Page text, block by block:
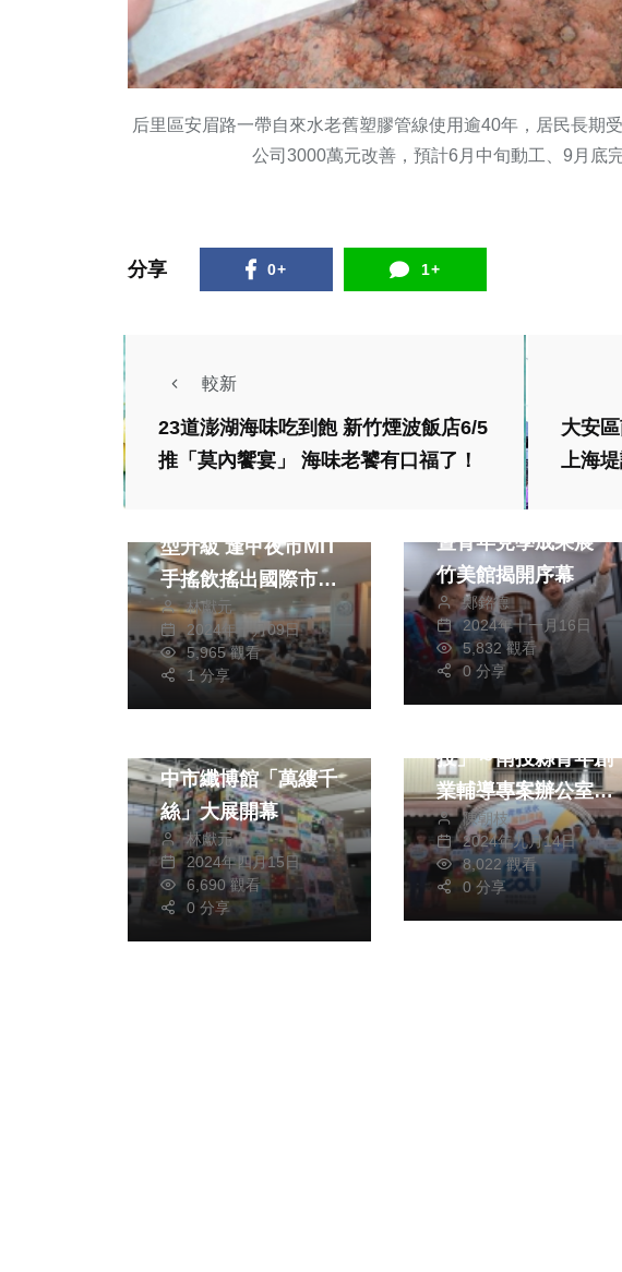
后里區安眉路一帶自來水老舊塑膠管線使用逾40年，居民長期
公司3000萬元改善，預計6月中旬動工、9月底
分享 0+ 1+
較新
23道澎湖海味吃到飽 新竹煙波飯店6/5
推「莫內饗宴」 海味老饕有口福了！
大安
上海
型升級 逢甲夜市MIT
手搖飲搖出國際市場
新局面
林獻元
2024年十月09日
5,965 觀看
1 分享
社會 生活
113年北區社區營造
暨青年見學成果展
竹美館揭開序幕
鄭銘德
2024年十一月16日
5,832 觀看
0 分享
藝文
中市纖博館「萬縷千
絲」大展開幕
林獻元
2024年四月15日
6,690 觀看
0 分享
社會 生活
健康及醫療
投」～南投縣青年創
業輔導專案辦公室啟
用 陳朝枝
2024年九月14日
8,022 觀看
0 分享